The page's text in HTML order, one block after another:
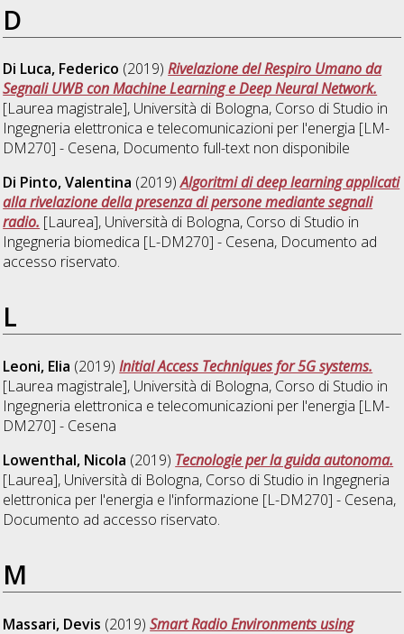
D
Di Luca, Federico (2019)Rivelazione del Respiro Umano da
Segnali UWB con Machine Learning e Deep Neural Network.
[Laurea magistrale], Università di Bologna, Corso di Studio in
Ingegneria elettronica e telecomunicazioni per l'energia [LM-
DM270] - Cesena, Documento full-text non disponibile
Di Pinto, Valentina (2019)Algoritmi di deep learning applicati
alla rivelazione della presenza di persone mediante segnali
radio. [Laurea], Università di Bologna, Corso di Studio in
Ingegneria biomedica [L-DM270] - Cesena, Documento ad
accesso riservato.
L
Leoni, Elia (2019)Initial Access Techniques for 5G systems.
[Laurea magistrale], Università di Bologna, Corso di Studio in
Ingegneria elettronica e telecomunicazioni per l'energia [LM-
DM270] - Cesena
Lowenthal, Nicola (2019) Tecnologie per la guida autonoma.
[Laurea], Università di Bologna, Corso di Studio in Ingegneria
elettronica per l'energia e l'informazione [L-DM270] - Cesena,
Documento ad accesso riservato.
M
Massari, Devis (2019)Smart Radio Environments using